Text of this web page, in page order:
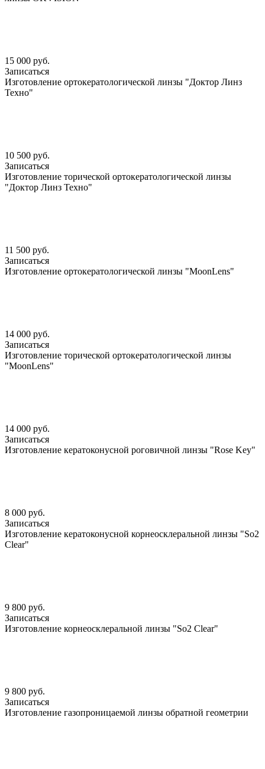
15 000 руб.
Записаться
Изготовление ортокератологической линзы "Доктор Линз
Техно"
10 500 руб.
Записаться
Изготовление торической ортокератологической линзы
"Доктор Линз Техно"
11 500 руб.
Записаться
Изготовление ортокератологической линзы "MoonLens"
14 000 руб.
Записаться
Изготовление торической ортокератологической линзы
"MoonLens"
14 000 руб.
Записаться
Изготовление кератоконусной роговичной линзы "Rose Key"
8 000 руб.
Записаться
Изготовление кератоконусной корнеосклеральной линзы "So2
Clear"
9 800 руб.
Записаться
Изготовление корнеосклеральной линзы "So2 Clear"
9 800 руб.
Записаться
Изготовление газопроницаемой линзы обратной геометрии